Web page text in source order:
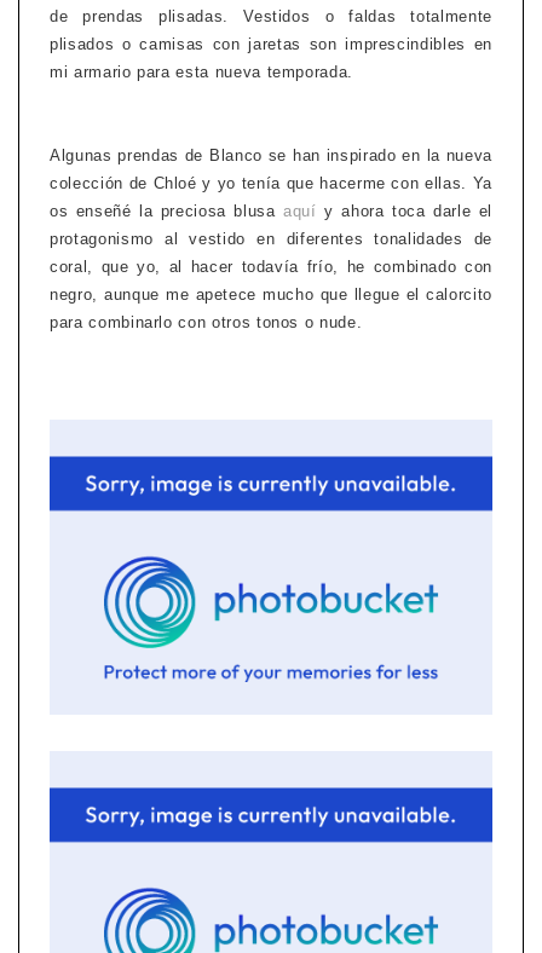
de prendas plisadas. Vestidos o faldas totalmente
plisados o camisas con jaretas son imprescindibles en
mi armario para esta nueva temporada.
Algunas prendas de Blanco se han inspirado en la nueva
colección de Chloé y yo tenía que hacerme con ellas. Ya
os enseñé la preciosa blusaaquí y ahora toca darle el
protagonismo al vestido en diferentes tonalidades de
coral, que yo, al hacer todavía frío, he combinado con
negro, aunque me apetece mucho que llegue el calorcito
para combinarlo con otros tonos o nude.